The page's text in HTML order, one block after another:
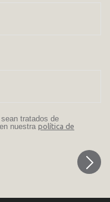
tratados de
nuestra política de